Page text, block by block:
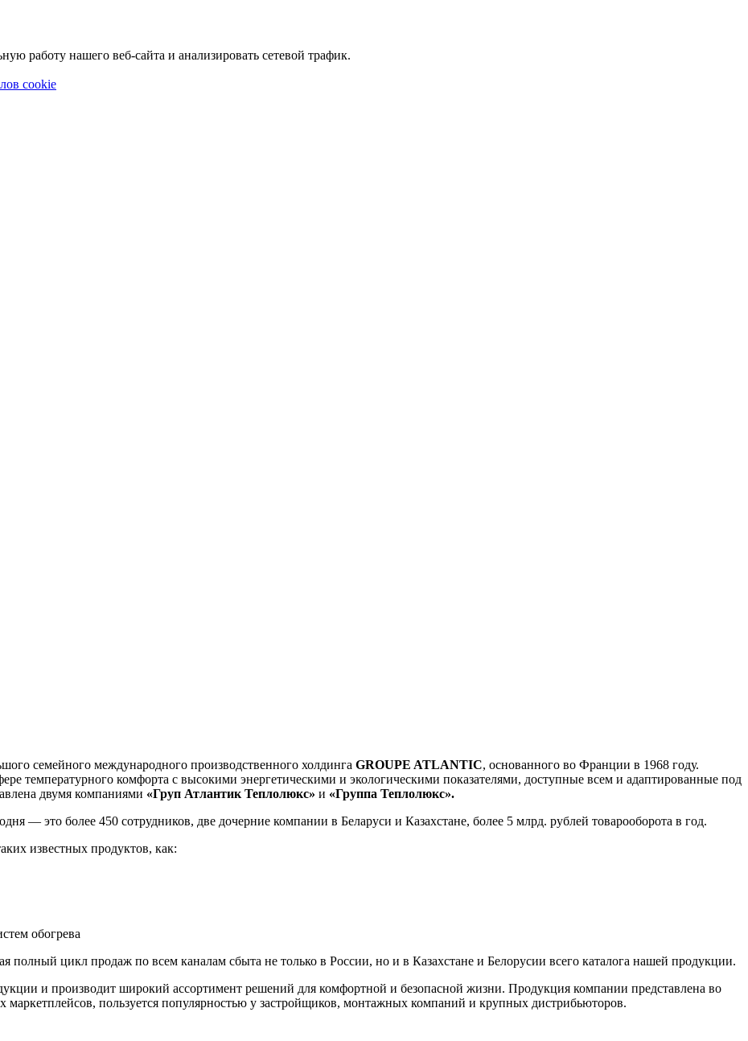
работу нашего веб-сайта и анализировать сетевой трафик.
cookie
семейного международного производственного холдинга GROUPE ATLANTIC, основанного во Франции в 1968 году.
температурного комфорта с высокими энергетическими и экологическими показателями, доступные всем и адаптированные под
двумя компаниями «Груп Атлантик Теплолюкс» и «Группа Теплолюкс».
— это более 450 сотрудников, две дочерние компании в Беларуси и Казахстане, более 5 млрд. рублей товарооборота в год.
известных продуктов, как:
обогрева
полный цикл продаж по всем каналам сбыта не только в России, но и в Казахстане и Белорусии всего каталога нашей продукции.
и производит широкий ассортимент решений для комфортной и безопасной жизни. Продукция компании представлена во
пользуется популярностью у застройщиков, монтажных компаний и крупных дистрибьюторов.